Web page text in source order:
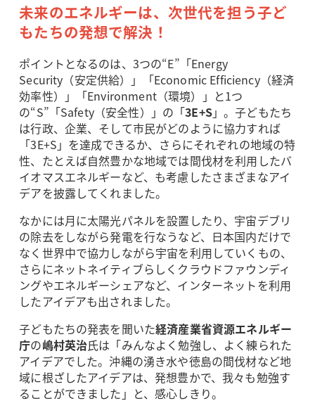
未来のエネルギーは、次世代を担う子ど
もたちの発想で解決！
ポイントとなるのは、3つの“E”「Energy
Security（安定供給）」「Economic Efficiency（経済
効率性）」「Environment（環境）」と1つ
の“S”「Safety（安全性）」の「3E+S」。子どもたち
は行政、企業、そして市民がどのように協力すれば
「3E+S」を達成できるか、さらにそれぞれの地域の特
性、たとえば自然豊かな地域では間伐材を利用したバ
イオマスエネルギーなど、も考慮したさまざまなアイ
デアを披露してくれました。
なかには月に太陽光パネルを設置したり、宇宙デブリ
の除去をしながら発電を行なうなど、日本国内だけで
なく世界中で協力しながら宇宙を利用していくもの、
さらにネットネイティブらしくクラウドファウンディ
ングやエネルギーシェアなど、インターネットを利用
したアイデアも出されました。
子どもたちの発表を聞いた経済産業省資源エネルギー
庁の嶋村英治氏は「みんなよく勉強し、よく練られた
アイデアでした。沖縄の湧き水や徳島の間伐材など地
域に根ざしたアイデアは、発想豊かで、我々も勉強す
ることができました」と、感心しきり。